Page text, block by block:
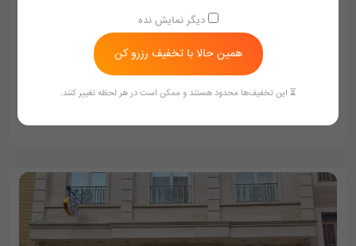
مشهد، میدان بیت المقدس، رو به رو باب الجواد، شهید اندرزگو ۲ ، نبش نباتی مقدم 2
1,700,000 تومان/هر شب
دیگر نمایش نده
همین حالا با تخفیف رزرو کن
⏳ این تخفیف‌ها محدود هستند و ممکن است در هر لحظه تغییر کنند.